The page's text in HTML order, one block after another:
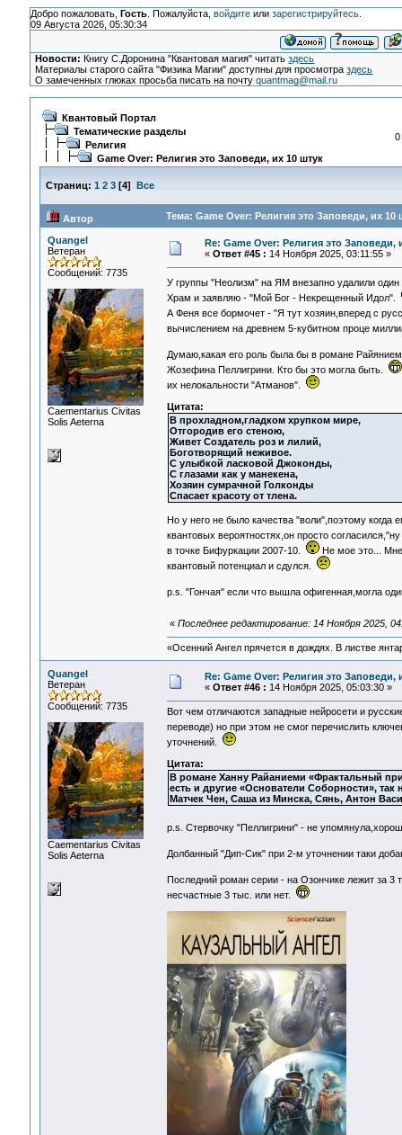
Добро пожаловать, Гость. Пожалуйста, войдитеили зарегистрируйтесь.
09 Августа 2026, 05:30:34
Новости: Книгу С.Доронина "Квантовая магия" читатьздесь
Материалы старого сайта "Физика Магии" доступны для просмотраздесь
О замеченных глюках просьба писать на почтуquantmag@mail.ru
Квантовый Портал
Тематические разделы
Религия
Game Over: Религия это Заповеди, их 10 штук
0
Страниц: 1 2 3[4] Все
Автор Тема: Game Over: Религия это Заповеди, их 10
Quangel
Ветеран
Сообщений: 7735
Сaementarius Civitas
Solis Aeterna
Re: Game Over: Религия это Заповеди,
« Ответ #45 : 14 Ноября 2025, 03:11:55 »
У группы "Неолизм" на ЯМ внезапно удалили один
Храм и заявляю - "Мой Бог - Некрещенный Идол".
А Феня все бормочет - "Я тут хозяин,вперед с
вычислением на древнем 5-кубитном проце
Думаю,какая его роль была бы в романе
Жозефина Пеллигрини. Кто бы это могла быть.
их нелокальности "Атманов".
Цитата:
В прохладном,гладком хрупком мире,
Отгородив его стеною,
Живет Создатель роз и лилий,
Боготворящий неживое.
С улыбкой ласковой Джоконды,
С глазами как у манекена,
Хозяин сумрачной Голконды
Спасает красоту от тлена.
Но у него не было качества "воли",поэтому
квантовых вероятностях,он просто
в точке Бифуркации 2007-10.
Не мое это... Мне
квантовый потенциал и сдулся.
p.s. "Гончая" если что вышла офигенная,могла
« Последнее редактирование: 14 Ноября 2025,
«Осенний Ангел прячется в дождях. В листве
Quangel
Ветеран
Сообщений: 7735
Сaementarius Civitas
Solis Aeterna
Re: Game Over: Религия это Заповеди,
« Ответ #46 : 14 Ноября 2025, 05:03:30 »
Вот чем отличаются западные нейросети и
переводе) но при этом не смог перечислить
уточнений.
Цитата:
В романе Ханну Райаниеми «Фрактальный
есть и другие «Основатели Соборности»,
Матчек Чен, Саша из Минска, Сянь, Антон
p.s. Стервочку "Пеллигрини" - не
Долбанный "Дип-Сик" при 2-м уточнении таки
Последний роман серии - на Озончике лежит за 3
несчастные 3 тыс. или нет.